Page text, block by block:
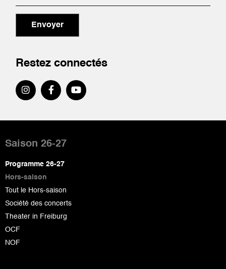
Envoyer
Restez connectés
de
page
Saison 26-27
Programme 26-27
Hors-saison
Tout le Hors-saison
Société des concerts
Theater in Freiburg
OCF
NOF